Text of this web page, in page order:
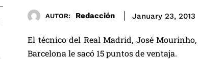
AUTOR: Redacción January 23, 2013
El técnico del Real Madrid, José
Barcelona le sacó 15 puntos de ventaja.